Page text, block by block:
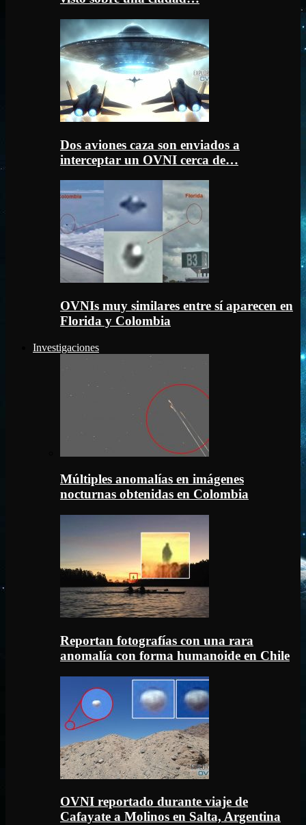
Dos aviones caza son enviados a
interceptar un OVNI cerca de…
OVNIs muy similares entre sí aparecen en
Florida y Colombia
Investigaciones
Múltiples anomalías en imágenes
nocturnas obtenidas en Colombia
Reportan fotografías con una rara
anomalía con forma humanoide en Chile
OVNI reportado durante viaje de
Cafayate a Molinos en Salta, Argentina